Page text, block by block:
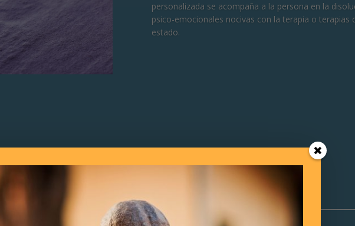
personalizada se acompaña a la persona en la
psico-emocionales nocivas con la terapia o terapias
estado.